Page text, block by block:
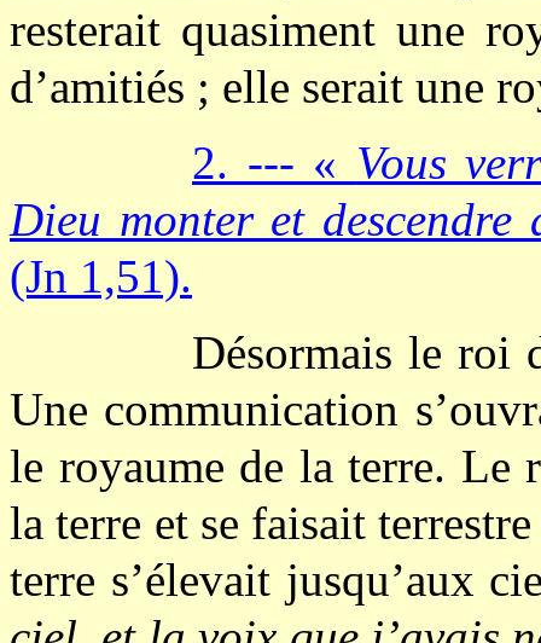
resterait quasiment une
d’amitiés ; elle serait une
2. --- « Vous
Dieu monter et
(Jn 1,51).
Désormais le roi
Une communication
le royaume de la terre. Le
la terre et se faisait
terre s’élevait jusqu’aux